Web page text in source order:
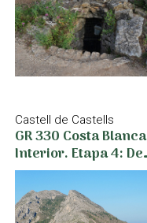
Castell de Castells
GR 330 Costa Blanca
Interior. Etapa 4: De
Castell de Castells a
Confrides